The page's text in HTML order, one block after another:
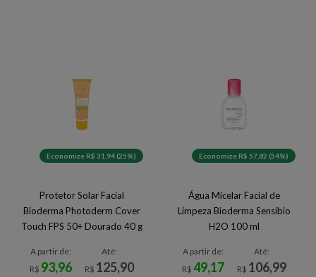
Economize R$ 31,94 (25%)
Protetor Solar Facial
Bioderma Photoderm Cover
Touch FPS 50+ Dourado 40 g
A partir de:
R$ 93,96
Até:
R$ 125,90
Economize R$ 57,82 (54%)
Água Micelar Facial de
Limpeza Bioderma Sensibio
H2O 100 ml
A partir de:
R$ 49,17
Até:
R$ 106,99